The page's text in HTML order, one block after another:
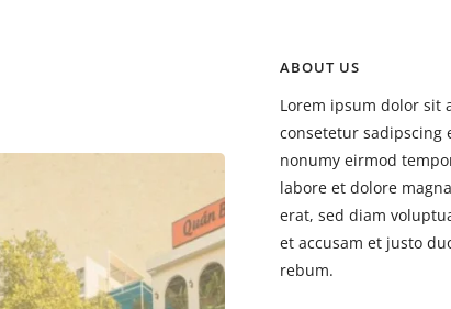
Menu
Drinks
ABOUT US
Lorem ipsum dolor sit
consetetur sadipscing
nonumy eirmod
labore et dolore
erat, sed diam
et accusam et justo
rebum.